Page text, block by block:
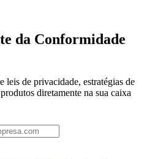
da Conformidade
leis de privacidade, estratégias de
diretamente na sua caixa